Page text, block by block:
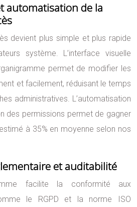
automatisation de la
devient plus simple et plus rapide
système. L’interface visuelle
permet de modifier les
et facilement, réduisant le temps
administratives. L’automatisation
des permissions permet de gagner
à 35% en moyenne selon nos
et auditabilité
facilite la conformité aux
le RGPD et la norme ISO